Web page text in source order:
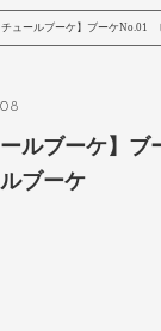
チュールブーケ】ブーケNo.01
ールブーケ】
ブーケ